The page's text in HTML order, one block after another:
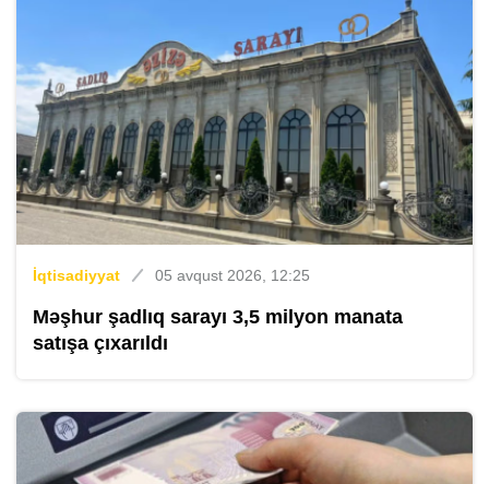
İqtisadiyyat 05 avqust 2026, 12:25
Məşhur şadlıq sarayı 3,5 milyon manata
satışa çıxarıldı